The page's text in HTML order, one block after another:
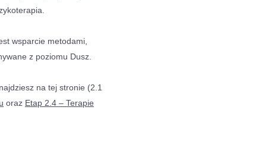
wsparcie metodami,
z poziomu Dusz.
na tej stronie (2.1
oraz Etap 2.4 – Terapie